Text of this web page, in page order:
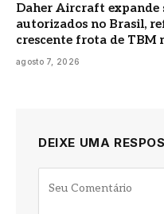
Daher Aircraft expande
autorizados no Brasil,
crescente frota de TBM
agosto 7, 2026
DEIXE UMA